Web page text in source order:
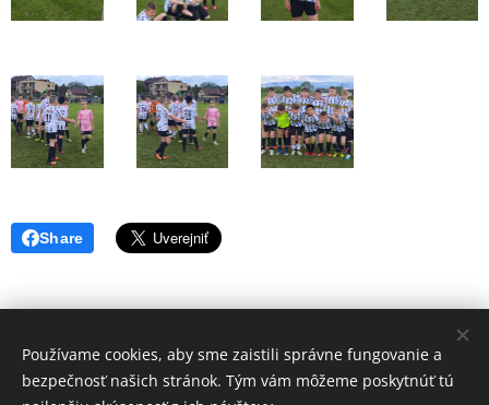
Share
Volajte.:+421 917 784 130
Používame cookies, aby sme zaistili správne fungovanie a
bezpečnosť našich stránok. Tým vám môžeme poskytnúť tú